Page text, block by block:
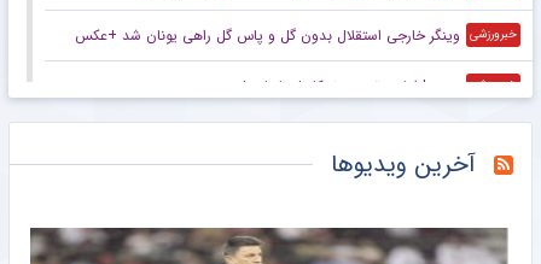
خبرورزشی وینگر خارجی استقلال بدون گل و پاس گل راهی یونان شد +عکس
خبرورزشی ویدیو| اولین تمرین نیوکاسل با یایسله
خبرورزشی مس رفسنجان هنوز تسلیم نشده؛ امیدواری به CAS برای بازگشت به لیگ برتر
آخرین ویدیوها